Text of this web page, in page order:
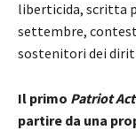
liberticida, scritta
settembre,
sostenitori dei
Il primo Patriot Act
partire da una